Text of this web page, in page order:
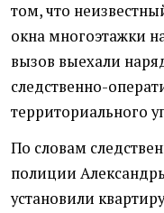
том, что
окна многоэтажки
вызов выехали
следственно-
территориального
По словам
полиции
установили